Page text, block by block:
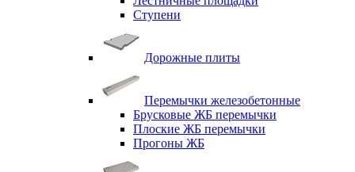
Ступени
Дорожные плиты
Перемычки железобетонные
Брусковые ЖБ перемычки
Плоские ЖБ перемычки
Прогоны ЖБ